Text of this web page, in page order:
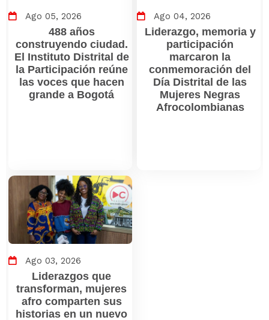
Ago 05, 2026
488 años
construyendo ciudad.
El Instituto Distrital de
la Participación reúne
las voces que hacen
grande a Bogotá
Ago 04, 2026
Liderazgo, memoria y
participación
marcaron la
conmemoración del
Día Distrital de las
Mujeres Negras
Afrocolombianas
Ago 03, 2026
Liderazgos que
transforman, mujeres
afro comparten sus
historias en un nuevo